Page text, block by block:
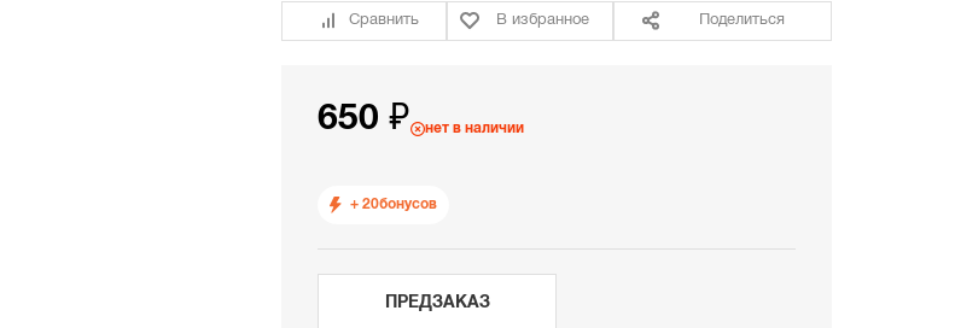
Сравнить В избранное Поделиться
650 ₽ нет в наличии
+ 20бонусов
ПРЕДЗАКАЗ